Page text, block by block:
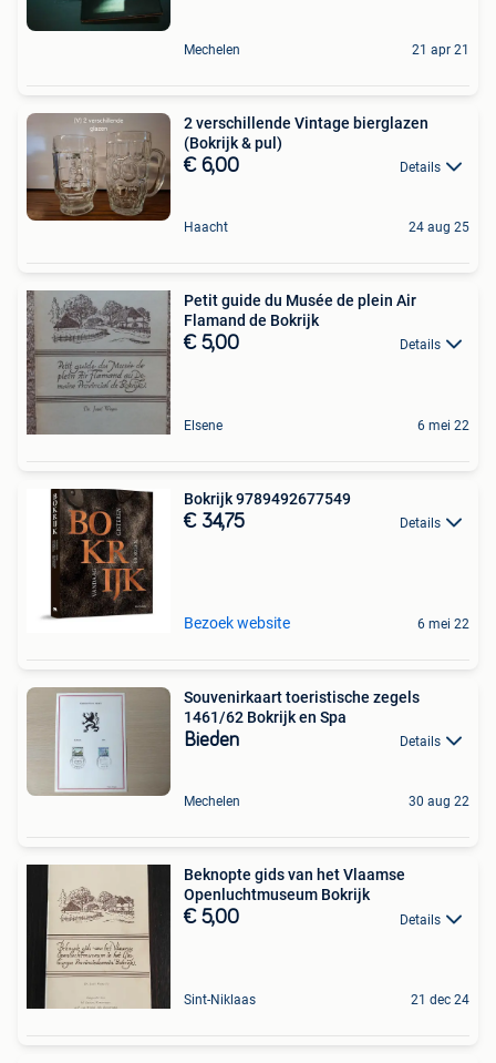
Mechelen 21 apr 21
2 verschillende Vintage bierglazen
(Bokrijk & pul)
€ 6,00 Details
Haacht 24 aug 25
Petit guide du Musée de plein Air
Flamand de Bokrijk
€ 5,00 Details
Elsene 6 mei 22
Bokrijk 9789492677549
€ 34,75 Details
Bezoek website 6 mei 22
Souvenirkaart toeristische zegels
1461/62 Bokrijk en Spa
Bieden Details
Mechelen 30 aug 22
Beknopte gids van het Vlaamse
Openluchtmuseum Bokrijk
€ 5,00 Details
Sint-Niklaas 21 dec 24